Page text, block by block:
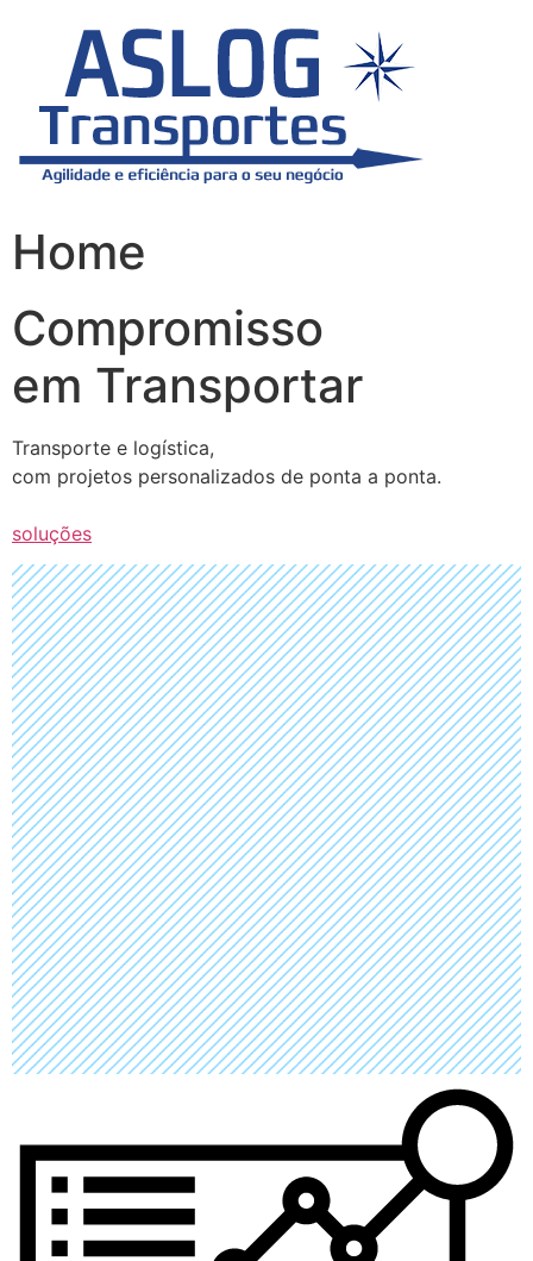
Home
Compromisso
em Transportar
Transporte e logística,
com projetos personalizados de ponta a ponta.
soluções